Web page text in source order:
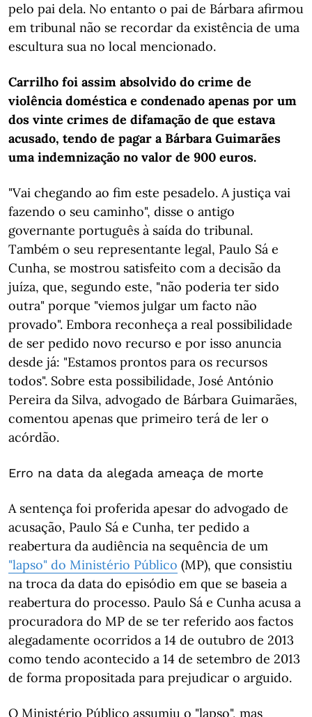
pelo pai dela. No entanto o pai de Bárbara afirmou
em tribunal não se recordar da existência de uma
escultura sua no local mencionado.
Carrilho foi assim absolvido do crime de
violência doméstica e condenado apenas por um
dos vinte crimes de difamação de que estava
acusado, tendo de pagar a Bárbara Guimarães
uma indemnização no valor de 900 euros.
"Vai chegando ao fim este pesadelo. A justiça vai
fazendo o seu caminho", disse o antigo
governante português à saída do tribunal.
Também o seu representante legal, Paulo Sá e
Cunha, se mostrou satisfeito com a decisão da
juíza, que, segundo este, "não poderia ter sido
outra" porque "viemos julgar um facto não
provado". Embora reconheça a real possibilidade
de ser pedido novo recurso e por isso anuncia
desde já: "Estamos prontos para os recursos
todos". Sobre esta possibilidade, José António
Pereira da Silva, advogado de Bárbara Guimarães,
comentou apenas que primeiro terá de ler o
acórdão.
Erro na data da alegada ameaça de morte
A sentença foi proferida apesar do advogado de
acusação, Paulo Sá e Cunha, ter pedido a
reabertura da audiência na sequência de um
"lapso" do Ministério Público (MP), que consistiu
na troca da data do episódio em que se baseia a
reabertura do processo. Paulo Sá e Cunha acusa a
procuradora do MP de se ter referido aos factos
alegadamente ocorridos a 14 de outubro de 2013
como tendo acontecido a 14 de setembro de 2013
de forma propositada para prejudicar o arguido.
O Ministério Público assumiu o "lapso", mas